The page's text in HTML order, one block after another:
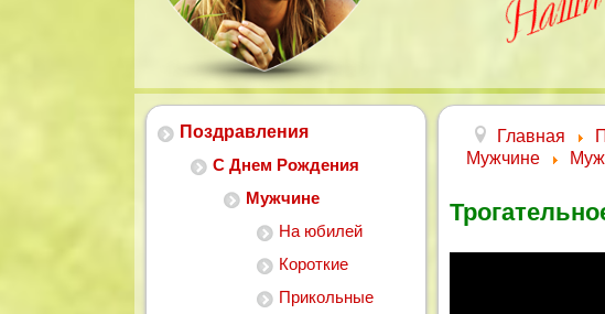
Поздравления
С Днем Рождения
Мужчине
На юбилей
Короткие
Прикольные
Главная
Мужчине